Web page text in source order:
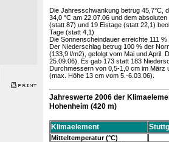
Die Jahresschwankung betrug 45,7°C,
34,0 °C am 22.07.06 und dem
(statt 87) und 19 Eistage (statt 22,1)
Tage (statt 4,1)
Die Sonnenscheindauer erreichte 111
Der Niederschlag betrug 100 % der
(133,9 l/m2), gefolgt vom Mai und April.
25.09.06). Es gab 173 statt 183
Durchmessern von 0,5-1,0 cm im März
(max. Höhe 13 cm vom 5.-6.03.06).
Jahreswerte 2006 der
Hohenheim (420 m)
Klimaelement
Mitteltemperatur (°C)